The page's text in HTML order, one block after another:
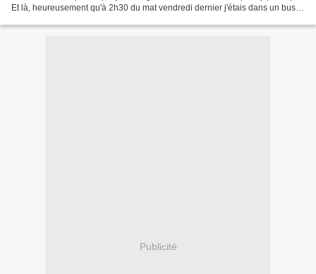
Et là, heureusement qu'à 2h30 du mat vendredi dernier j'étais dans un bus
Publicité